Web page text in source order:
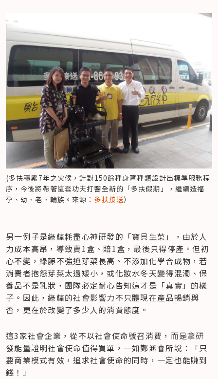
(多扶積累7年之火候，針對150餘種身障種類設計出標準服務程
序，今後將帶著這套功夫打響全新的「多扶假期」，繼續造福
孕、幼、老、輪族。來源： 多扶接送）
另一例子是綠藤耗盡心神研發的「寶貝生菜」，由於人
力成本高昂，導致賣1盒、賠1盒，最後只得停產。但初
心不變，綠藤不強迫芽菜長高、不添加化學合成物，若
消費者抱怨芽菜太過矮小，或化妝水冬天變得混濁、保
養品不是乳狀，團隊必定耐心告知這才是「真實」的樣
子。因此，綠藤的社會影響力不只體現在產品暢銷與
否，更在於改變了多少人的消費態度。
這3家社會企業，從不以社會使命號召消費，而是拿研
發能量證明社會使命值得買單，一如鄭涵睿所說：「只
要商業模式有效，追求社會使命的同時，一定也能賺到
錢！」